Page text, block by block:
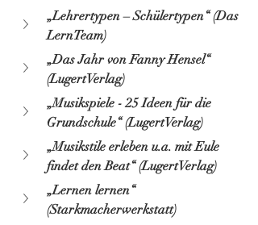
„Lehrertypen – Schülertypen“ (Das
LernTeam)
„Das Jahr von Fanny Hensel“
(LugertVerlag)
„Musikspiele - 25 Ideen für die
Grundschule“ (LugertVerlag)
„Musikstile erleben u.a. mit Eule
findet den Beat“ (LugertVerlag)
„Lernen lernen“
(Starkmacherwerkstatt)